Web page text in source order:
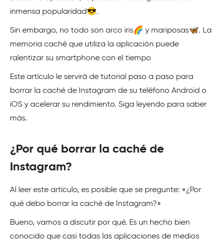
inmensa popularidad😎.
Sin embargo, no todo son arco iris🌈 y mariposas🦋. La
memoria caché que utiliza la aplicación puede
ralentizar su smartphone con el tiempo
Este artículo le servirá de tutorial paso a paso para
borrar la caché de Instagram de su teléfono Android o
iOS y acelerar su rendimiento. Siga leyendo para saber
más.
¿Por qué borrar la caché de
Instagram?
Al leer este artículo, es posible que se pregunte: «¿Por
qué debo borrar la caché de Instagram?»
Bueno, vamos a discutir por qué. Es un hecho bien
conocido que casi todas las aplicaciones de medios